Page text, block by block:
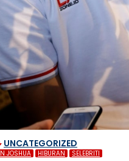
UNCATEGORIZED
JOSHUA HIBURAN SELEBRITI